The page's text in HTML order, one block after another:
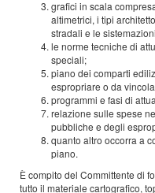
grafici in scala
altimetrici, i tipi
stradali e le
le norme tecniche di
speciali;
piano dei comparti
espropriare o da
programmi e fasi di
relazione sulle spese
pubbliche e degli
quanto altro occorra a
piano.
È compito del Committente di
tutto il materiale cartografico,